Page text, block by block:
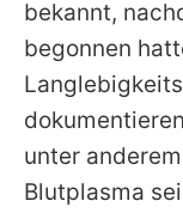
bekannt,
begonnen
unter
Blutplasma